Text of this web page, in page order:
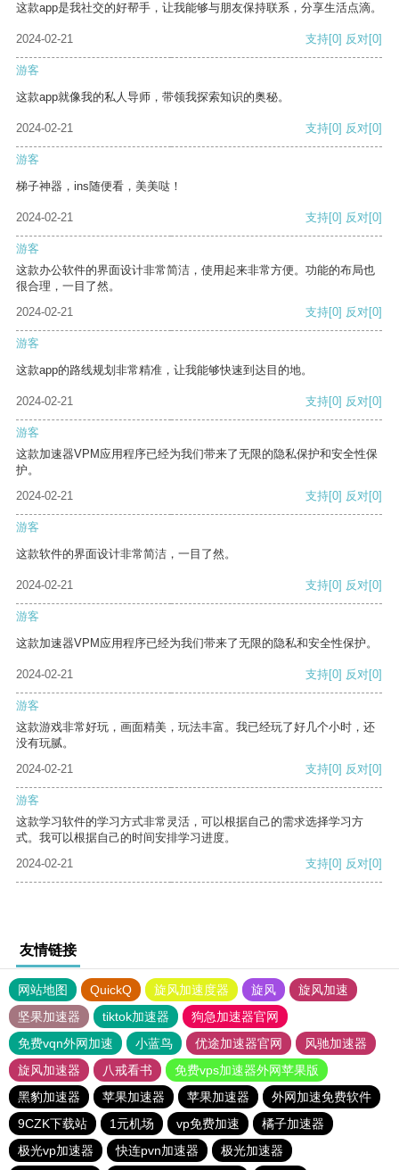
这款app是我社交的好帮手，让我能够与朋友保持联系，分享生活点滴。
2024-02-21 支持[0] 反对[0]
游客
这款app就像我的私人导师，带领我探索知识的奥秘。
2024-02-21 支持[0] 反对[0]
游客
梯子神器，ins随便看，美美哒！
2024-02-21 支持[0] 反对[0]
游客
这款办公软件的界面设计非常简洁，使用起来非常方便。功能的布局也
很合理，一目了然。
2024-02-21
支持[0] 反对[0]
游客
这款app的路线规划非常精准，让我能够快速到达目的地。
2024-02-21 支持[0] 反对[0]
游客
这款加速器VPM应用程序已经为我们带来了无限的隐私保护和安全性保
护。
2024-02-21
支持[0] 反对[0]
游客
这款软件的界面设计非常简洁，一目了然。
2024-02-21 支持[0] 反对[0]
游客
这款加速器VPM应用程序已经为我们带来了无限的隐私和安全性保护。
2024-02-21 支持[0] 反对[0]
游客
这款游戏非常好玩，画面精美，玩法丰富。我已经玩了好几个小时，还
没有玩腻。
2024-02-21
支持[0] 反对[0]
游客
这款学习软件的学习方式非常灵活，可以根据自己的需求选择学习方
式。我可以根据自己的时间安排学习进度。
2024-02-21
支持[0] 反对[0]
友情链接
网站地图 QuickQ 旋风加速度器 旋风
旋风加速
坚果加速器
tiktok加速器
狗急加速器官网
免费vqn外网加速
小蓝鸟 优途加速器官网
风驰加速器
旋风加速器
八戒看书
免费vps加速器外网苹果版
黑豹加速器
苹果加速器 苹果加速器
外网加速免费软件
9CZK下载站
1元机场 vp免费加速
橘子加速器
极光vp加速器
快连pvn加速器 极光加速器